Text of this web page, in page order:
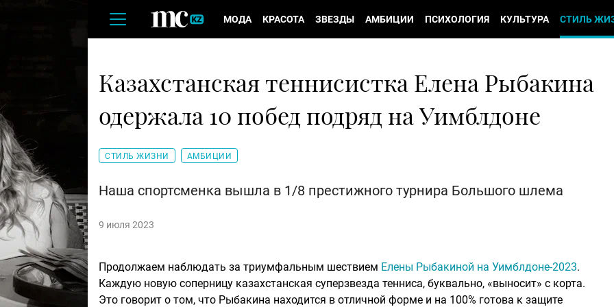
МОДА КРАСОТА ЗВЕЗДЫ АМБИЦИИ ПСИХОЛОГИЯ КУЛЬТУРА СТИЛЬ
Казахстанская теннисистка Елена Рыбакина
одержала 10 побед подряд на Уимблдоне
СТИЛЬ ЖИЗНИ АМБИЦИИ
Наша спортсменка вышла в 1/8 престижного турнира Большого шлема
9 июля 2023
Продолжаем наблюдать за триумфальным шествием Елены Рыбакиной на Уимблдоне-2023.
Каждую новую соперницу казахстанская суперзвезда тенниса, буквально, «выносит» с корта.
Это говорит о том, что Рыбакина находится в отличной форме и на 100% готова к защите